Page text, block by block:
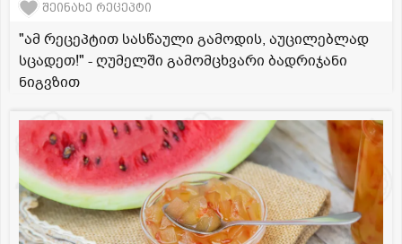
შეინახე რეცეპტი
"ამ რეცეპტით სასწაული გამოდის, აუცილებლად
სცადეთ!" - ღუმელში გამომცხვარი ბადრიჯანი
ნიგვზით